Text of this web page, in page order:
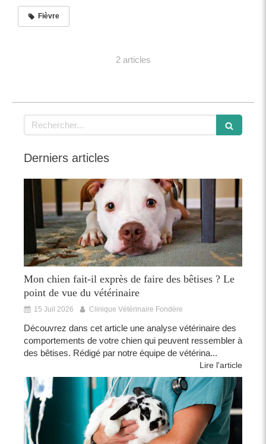
Fièvre
2 articles
Rechercher
Derniers articles
Mon chien fait-il exprès de faire des bêtises ? Le
point de vue du vétérinaire
15 Juil 2026 Clinique Vétérinaire Fondère
Découvrez dans cet article une analyse vétérinaire des
comportements de votre chien qui peuvent ressembler à
des bêtises. Rédigé par notre équipe de vétérina...
Lire l'article